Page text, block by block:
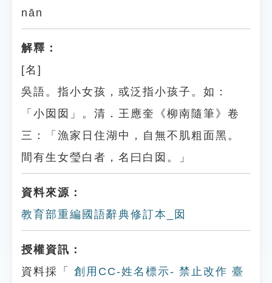
nān
解釋：
[名]
吳語。指小女孩，或泛指小孩子。如：
「小囡囡」。清．王應奎《柳南隨筆》卷
三：「漁家日住湖中，自無不肌粗面黑。
間有生女瑩白者，名曰白囡。」
資料來源：
教育部重編國語辭典修訂本_囡
授權資訊：
資料採「
創用CC-姓名標示- 禁止改作 臺